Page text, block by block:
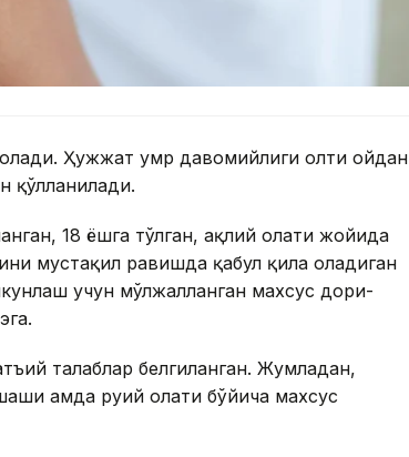
Ҳужжат умр давомийлиги олти ойдан
қўлланилади.
18 ёшга тўлган, ақлий ҳолати жойида
мустақил равишда қабул қила оладиган
учун мўлжалланган махсус дори-
талаблар белгиланган. Жумладан,
ҳамда руҳий ҳолати бўйича махсус